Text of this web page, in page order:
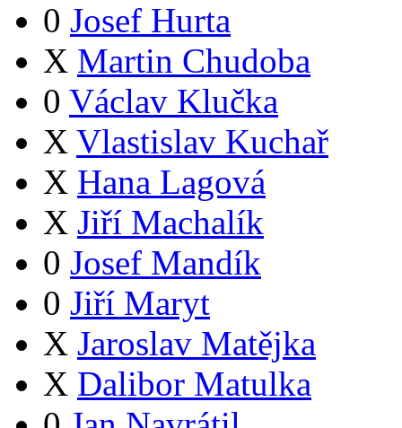
0 Josef Hurta
X Martin Chudoba
0 Václav Klučka
X Vlastislav Kuchař
X Hana Lagová
X Jiří Machalík
0 Josef Mandík
0 Jiří Maryt
X Jaroslav Matějka
X Dalibor Matulka